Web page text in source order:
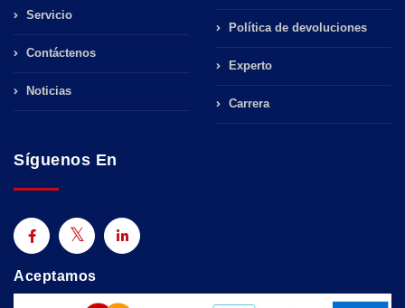
Servicio
Contáctenos
Noticias
Política de devoluciones
Experto
Carrera
Síguenos En
Aceptamos